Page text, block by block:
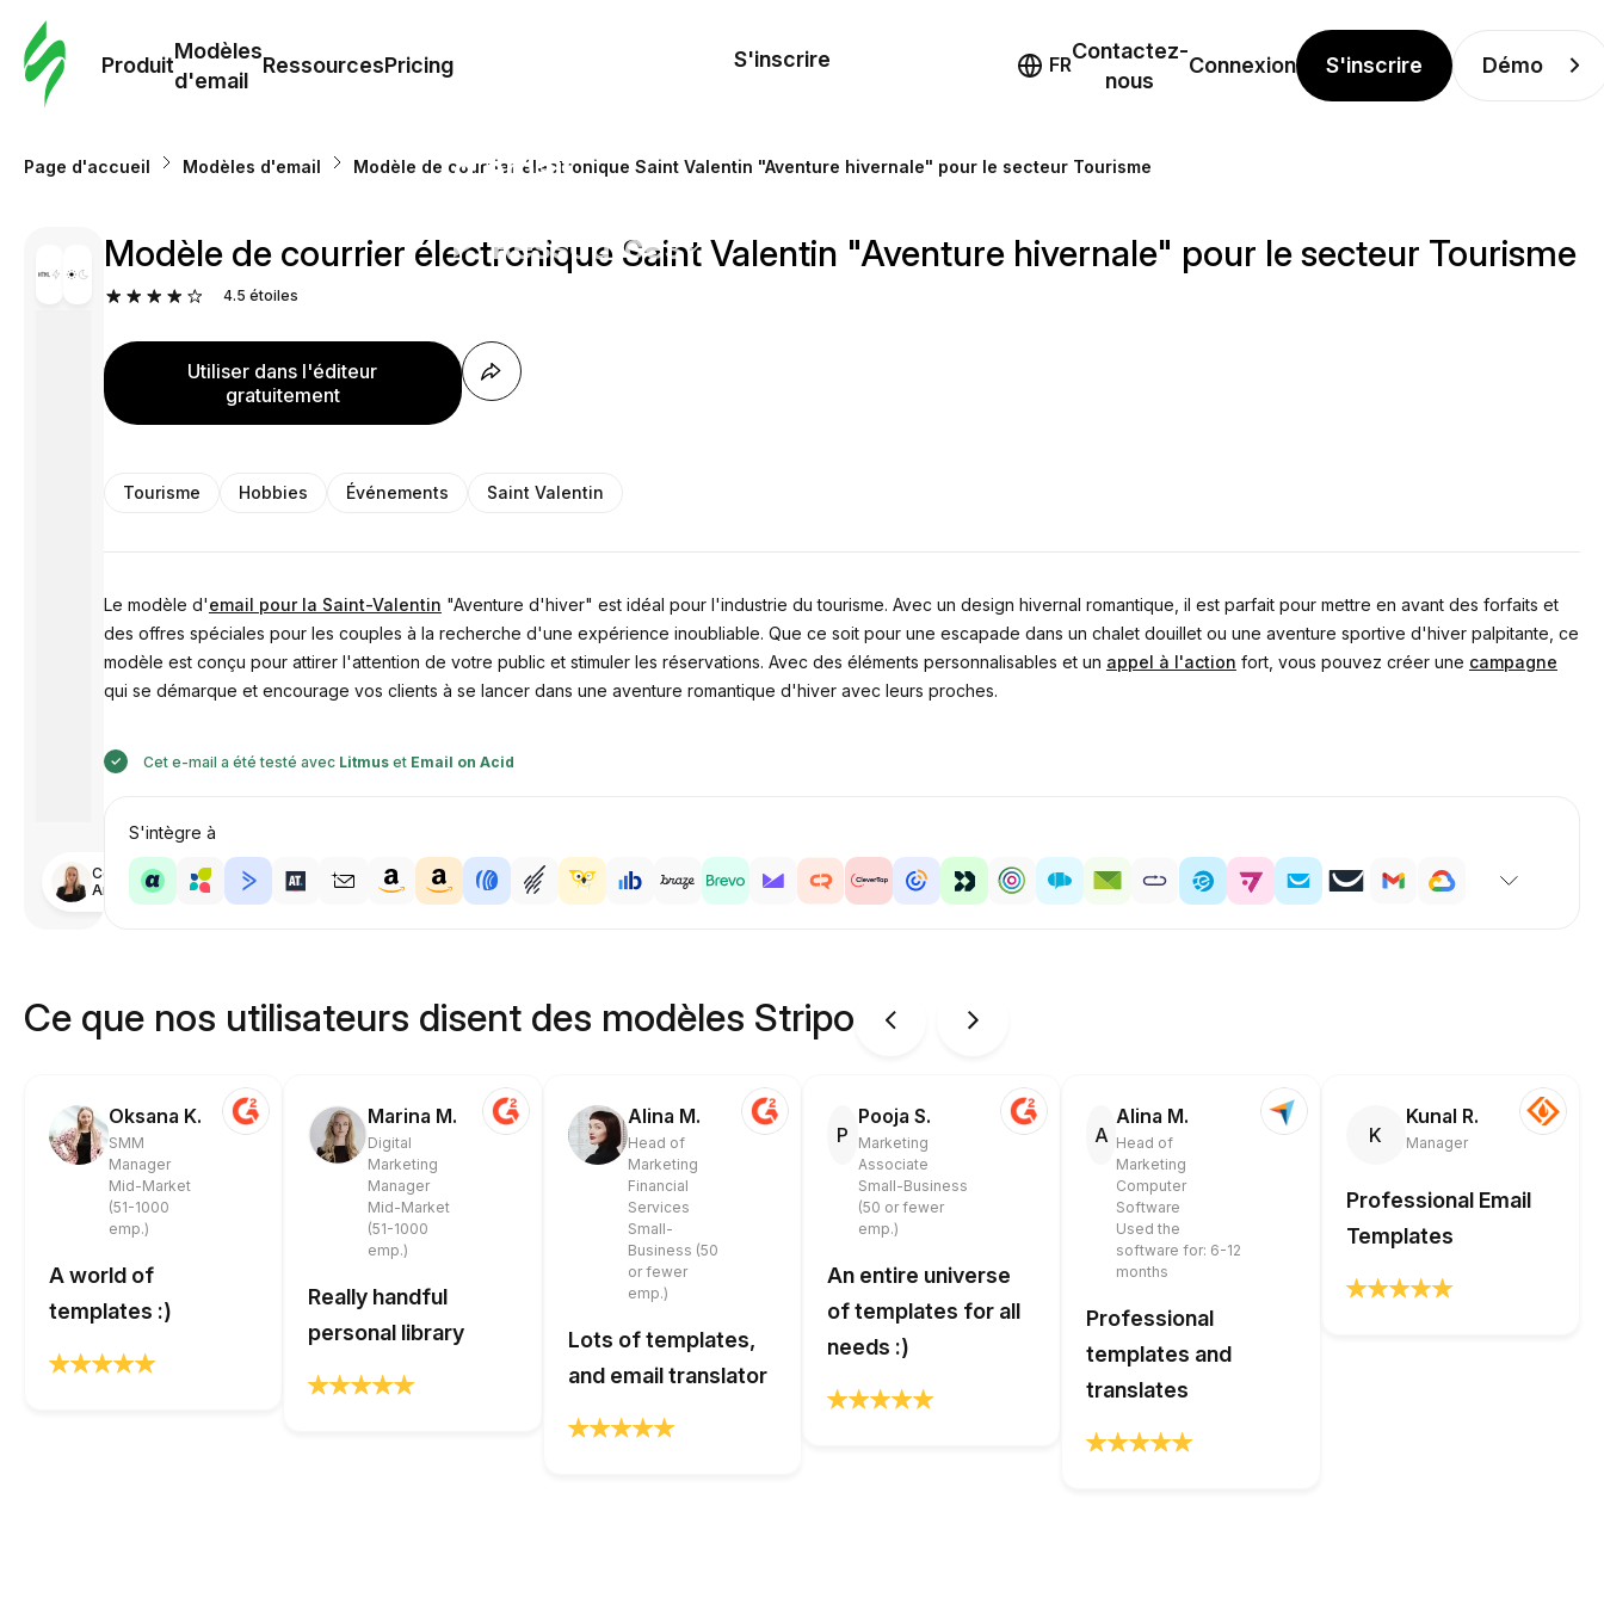
Produit
Modèles
d'email
RessourcesPricing
d'email
Ressources
S'inscrire FR
Contactez-
nous
Connexion S'inscrire Démo
Page d'accueil Modèles d'email Modèle de courrier électronique Saint Valentin "Aventure hivernale" pour le secteur Tourisme
Conçu par
Anastasiia
Modèle de courrier électronique Saint Valentin "Aventure hivernale" pour le secteur Tourisme
4.5 étoiles
Utiliser dans l'éditeur
gratuitement
Tourisme Hobbies Événements Saint Valentin
Le modèle d'email pour la Saint-Valentin "Aventure d'hiver" est idéal pour l'industrie du tourisme. Avec un design hivernal romantique, il est parfait pour mettre en avant des forfaits et
des offres spéciales pour les couples à la recherche d'une expérience inoubliable. Que ce soit pour une escapade dans un chalet douillet ou une aventure sportive d'hiver palpitante, ce
modèle est conçu pour attirer l'attention de votre public et stimuler les réservations. Avec des éléments personnalisables et un appel à l'action fort, vous pouvez créer une campagne
qui se démarque et encourage vos clients à se lancer dans une aventure romantique d'hiver avec leurs proches.
Cet e-mail a été testé avec Litmuset Email on Acid
S'intègre à
Ce que nos utilisateurs disent des modèles Stripo
Oksana K.
SMM
Manager
Mid-Market
(51-1000
emp.)
A world of
templates :)
Marina M.
Digital
Marketing
Manager
Mid-Market
(51-1000
emp.)
Really handful
personal library
Alina M.
Head of
Marketing
Financial
Services
Small-
Business (50
or fewer
emp.)
Lots of templates,
and email translator
P
Pooja S.
Marketing
Associate
Small-Business
(50 or fewer
emp.)
An entire universe
of templates for all
needs :)
A
Alina M.
Head of
Marketing
Computer
Software
Used the
software for: 6-12
months
Professional
templates and
translates
K
Kunal R.
Manager
Professional Email
Templates